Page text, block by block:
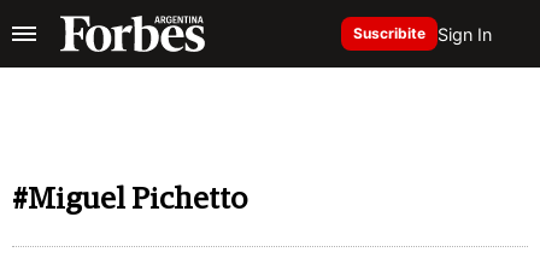
Suscribite Sign In
#Miguel Pichetto